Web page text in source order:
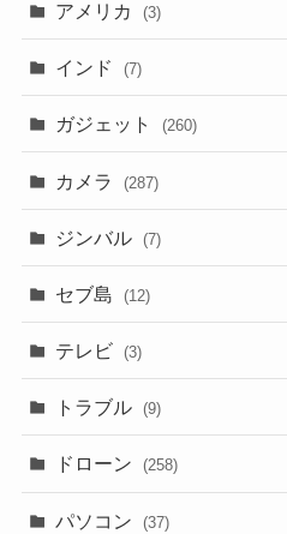
アメリカ (3)
インド (7)
ガジェット (260)
カメラ (287)
ジンバル (7)
セブ島 (12)
テレビ (3)
トラブル (9)
ドローン (258)
パソコン (37)